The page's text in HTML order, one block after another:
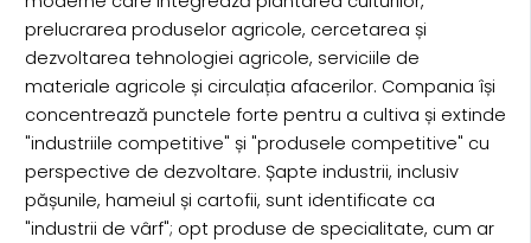
prelucrarea produselor agricole, cercetarea și
dezvoltarea tehnologiei agricole, serviciile de
materiale agricole și circulația afacerilor. Compania își
concentrează punctele forte pentru a cultiva și extinde
"industriile competitive" și "produsele competitive" cu
perspective de dezvoltare. Șapte industrii, inclusiv
pășunile, hameiul și cartofii, sunt identificate ca
"industrii de vârf"; opt produse de specialitate, cum ar